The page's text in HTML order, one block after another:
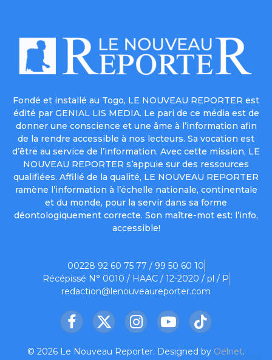
Fondé et installé au Togo, LE NOUVEAU REPORTER est
édité par GENIAL LIS MEDIA. Le pari de ce média est de
donner une conscience et une âme à l’information afin
de la rendre accessible à nos lecteurs. Sa vocation est
d’être au service de l’information. Avec cette mission, LE
NOUVEAU REPORTER s’appuie sur des ressources
qualifiées. Affilié de la qualité, LE NOUVEAU REPORTER
ramène l’information à l’échelle nationale, continentale
et du monde, pour la servir dans sa forme
déontologiquement correcte. Son maître-mot est: l’info,
accessible!
00228 92 60 75 77 / 99 50 60 10
Récépissé N° 0010 / HAAC / 12-2020 / pl / P
redaction@lenouveaureporter.com
Facebook
X
InstagramYouTubeTikTok
© 2026 Le Nouveau Reporter. Designed by Oelnet.